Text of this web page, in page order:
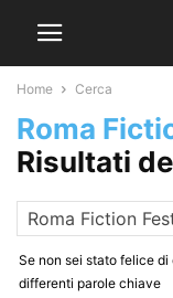
Home Cerca
Roma
Risultati
Se non sei stato felice
differenti parole chiave